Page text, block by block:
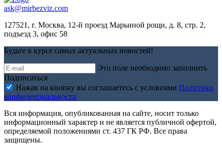
ask@mirbezviz.com
127521, г. Москва, 12-й проезд Марьиной рощи, д. 8, стр. 2,
подъезд 3, офис 58
Будьте в курсе самых актуальных новостей!
Это поле необходимо заполнить
Подписаться
Нажав на кнопку вы соглашаетесь с условиями Политики
конфиденциальности
Вся информация, опубликованная на сайте, носит только
информационный характер и не является публичной офертой,
определяемой положениями ст. 437 ГК РФ. Все права
защищены.